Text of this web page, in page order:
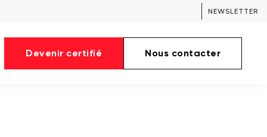
NEWSLETTER
Devenir certifié Nous contacter